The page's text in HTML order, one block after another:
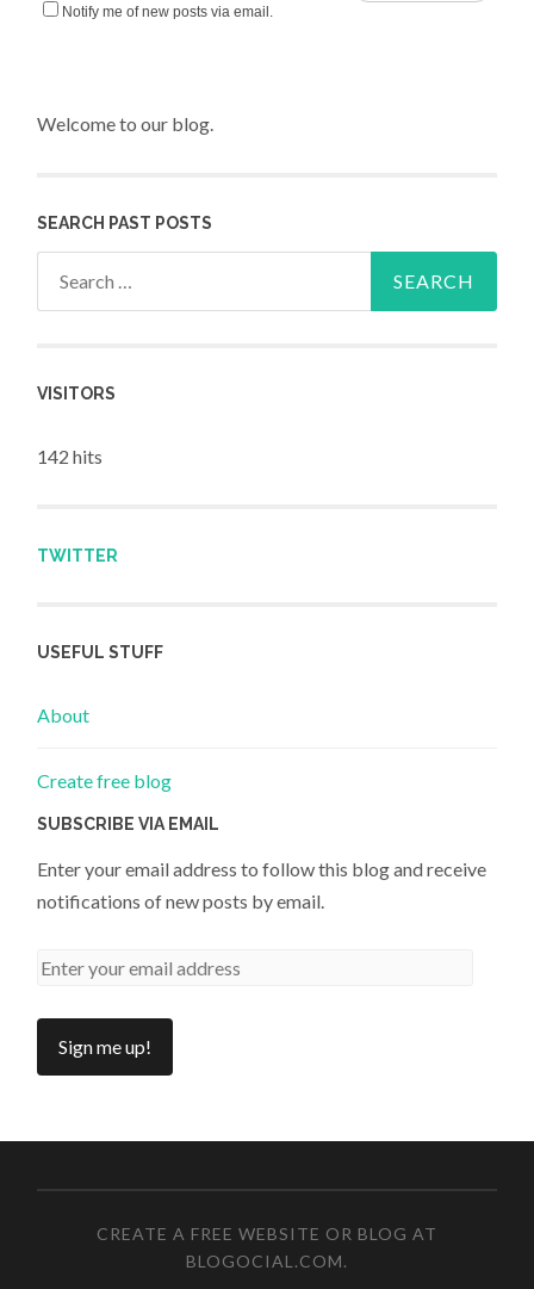
Notify me of new posts via email.
Welcome to our blog.
SEARCH PAST POSTS
VISITORS
142 hits
TWITTER
USEFUL STUFF
About
Create free blog
SUBSCRIBE VIA EMAIL
Enter your email address to follow this blog and receive
notifications of new posts by email.
CREATE A FREE WEBSITE OR BLOG AT
BLOGOCIAL.COM.